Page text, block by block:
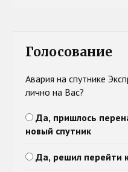
Голосование
Авария на спутнике
лично на Вас?
Да, пришлось
новый спутник
Да, решил перейти